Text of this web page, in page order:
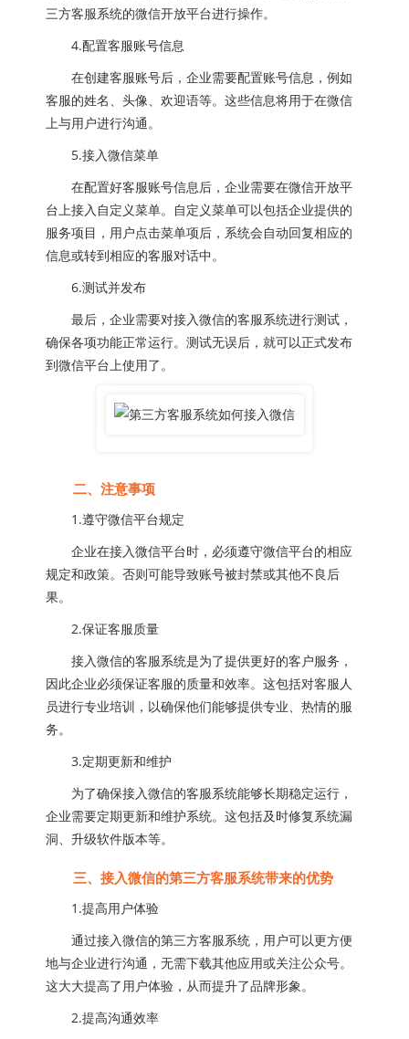
三方客服系统的微信开放平台进行操作。
4.配置客服账号信息
在创建客服账号后，企业需要配置账号信息，例如
客服的姓名、头像、欢迎语等。这些信息将用于在微信
上与用户进行沟通。
5.接入微信菜单
在配置好客服账号信息后，企业需要在微信开放平
台上接入自定义菜单。自定义菜单可以包括企业提供的
服务项目，用户点击菜单项后，系统会自动回复相应的
信息或转到相应的客服对话中。
6.测试并发布
最后，企业需要对接入微信的客服系统进行测试，
确保各项功能正常运行。测试无误后，就可以正式发布
到微信平台上使用了。
二、注意事项
1.遵守微信平台规定
企业在接入微信平台时，必须遵守微信平台的相应
规定和政策。否则可能导致账号被封禁或其他不良后
果。
2.保证客服质量
接入微信的客服系统是为了提供更好的客户服务，
因此企业必须保证客服的质量和效率。这包括对客服人
员进行专业培训，以确保他们能够提供专业、热情的服
务。
3.定期更新和维护
为了确保接入微信的客服系统能够长期稳定运行，
企业需要定期更新和维护系统。这包括及时修复系统漏
洞、升级软件版本等。
三、接入微信的第三方客服系统带来的优势
1.提高用户体验
通过接入微信的第三方客服系统，用户可以更方便
地与企业进行沟通，无需下载其他应用或关注公众号。
这大大提高了用户体验，从而提升了品牌形象。
2.提高沟通效率